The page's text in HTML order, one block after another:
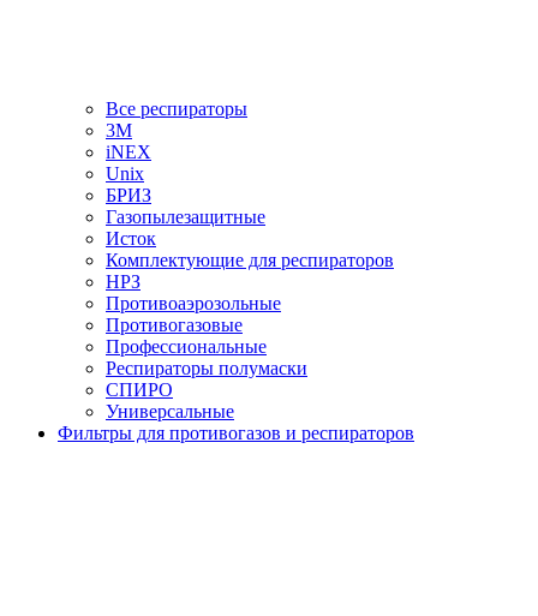
Все респираторы
3М
iNEX
Unix
БРИЗ
Газопылезащитные
Исток
Комплектующие для респираторов
НРЗ
Противоаэрозольные
Противогазовые
Профессиональные
Респираторы полумаски
СПИРО
Универсальные
Фильтры для противогазов и респираторов